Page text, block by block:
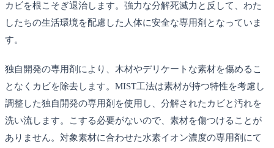
カビを根こそぎ退治します。強力な分解死滅力と反して、わた
したちの生活環境を配慮した人体に安全な専用剤となっていま
す。
独自開発の専用剤により、木材やデリケートな素材を傷めるこ
となくカビを除去します。MIST工法は素材が持つ特性を考慮し
調整した独自開発の専用剤を使用し、分解されたカビと汚れを
洗い流します。こする必要がないので、素材を傷つけることが
ありません。対象素材に合わせた水素イオン濃度の専用剤にて